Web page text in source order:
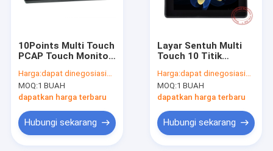
Berita
Semua Kasus
10Points Multi Touch
PCAP Touch Monitor
Inci 8MS
Harga:dapat dinegosiasikan
MOQ:1 BUAH
dapatkan harga terbaru
Hubungi sekarang
Layar Sentuh Multi
Touch 10 Titik
Diproyeksikan
Dengan Antarmuka
USB 60Hz
Harga:dapat dinegosiasikan
MOQ:1 BUAH
dapatkan harga terbaru
Hubungi sekarang